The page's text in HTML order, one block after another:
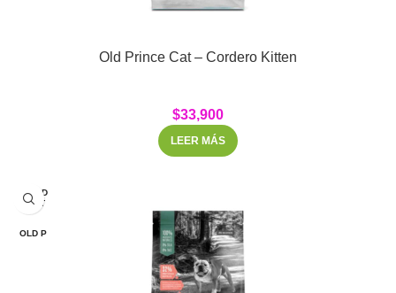
Old Prince Cat – Cordero Kitten
$33,900
LEER MÁS
SOLD
OUT
OLD P